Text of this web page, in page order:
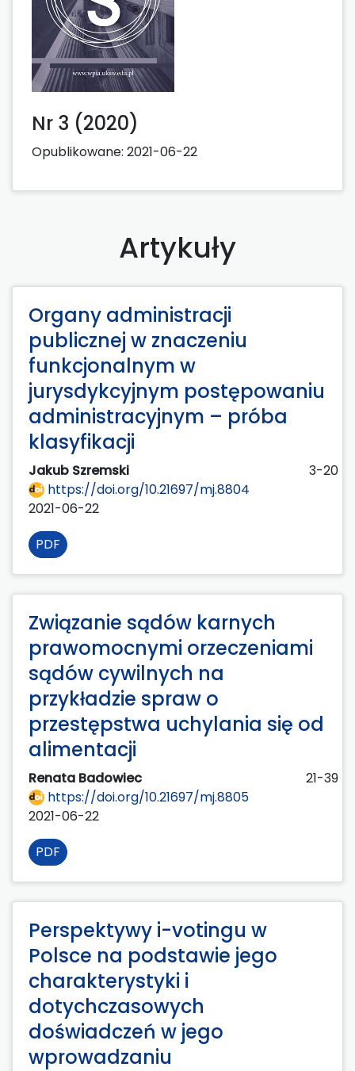
Nr 3 (2020)
Opublikowane: 2021-06-22
Artykuły
Organy administracji
publicznej w znaczeniu
funkcjonalnym w
jurysdykcyjnym postępowaniu
administracyjnym – próba
klasyfikacji
Jakub Szremski
3-20
https://doi.org/10.21697/mj.8804
2021-06-22
PDF
Związanie sądów karnych
prawomocnymi orzeczeniami
sądów cywilnych na
przykładzie spraw o
przestępstwa uchylania się od
alimentacji
Renata Badowiec
21-39
https://doi.org/10.21697/mj.8805
2021-06-22
PDF
Perspektywy i-votingu w
Polsce na podstawie jego
charakterystyki i
dotychczasowych
doświadczeń w jego
wprowadzaniu